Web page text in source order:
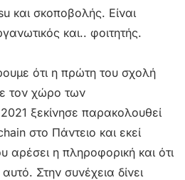
και σκοποβολής. Είναι
και.. φοιτητής.
ότι η πρώτη του σχολή
τον χώρο των
ξεκίνησε παρακολουθεί
στο Πάντειο και εκεί
αρέσει η πληροφορική και ότι
Στην συνέχεια δίνει